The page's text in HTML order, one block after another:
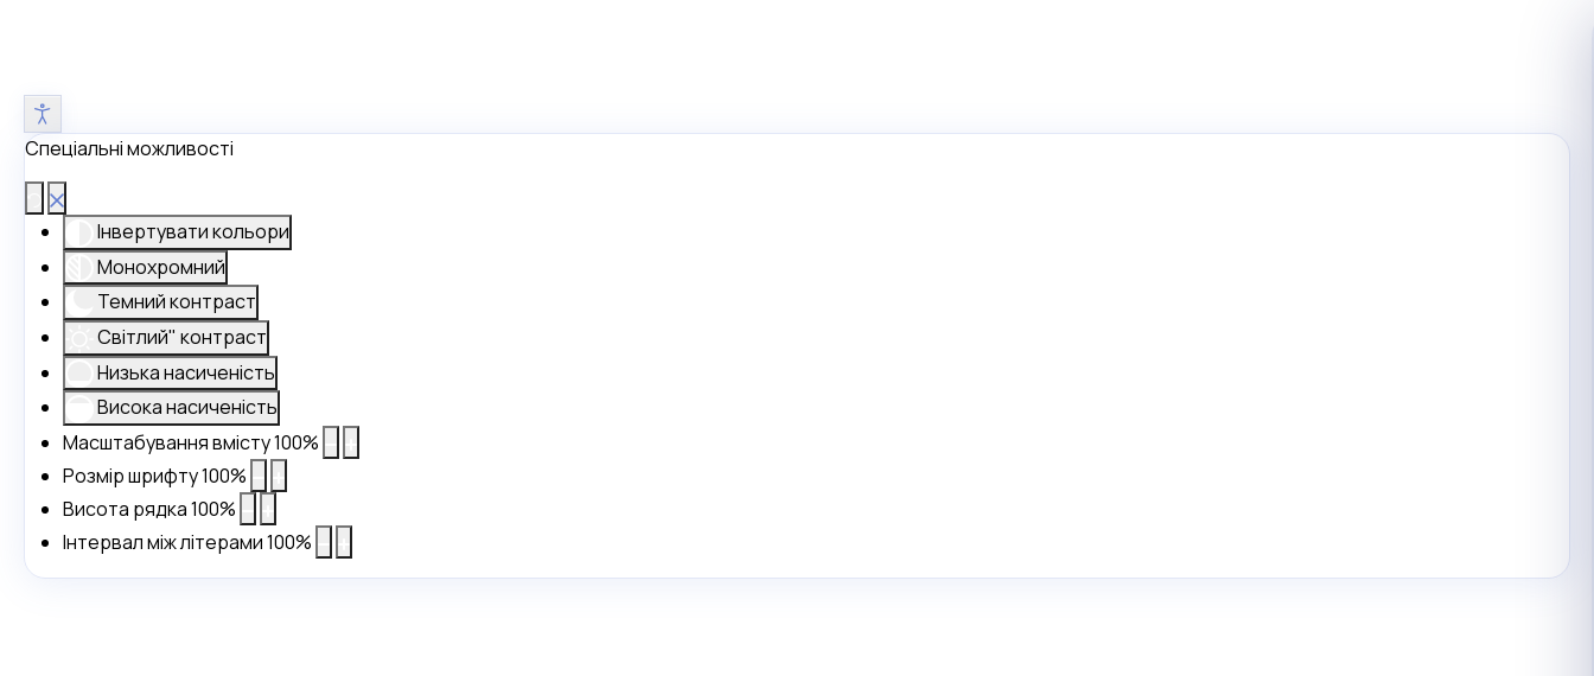
Спеціальні можливості
Інвертувати кольори
Монохромний
Темний контраст
Світлий" контраст
Низька насиченість
Висока насиченість
Масштабування вмісту100%
Розмір шрифту100%
Висота рядка100%
Інтервал між літерами100%